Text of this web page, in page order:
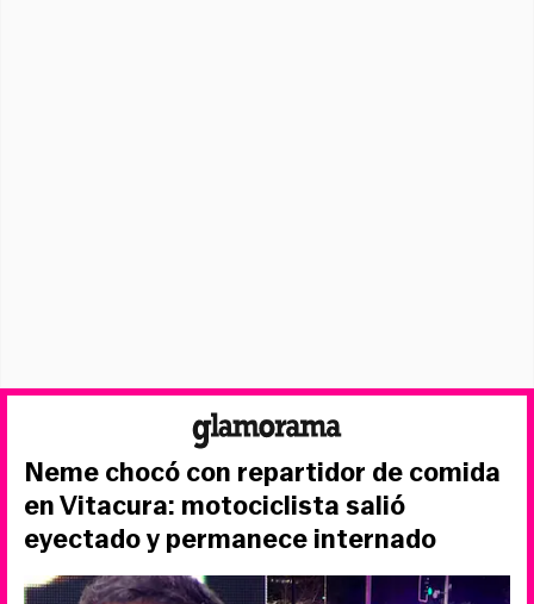
Neme chocó con repartidor de comida
en Vitacura: motociclista salió
eyectado y permanece internado